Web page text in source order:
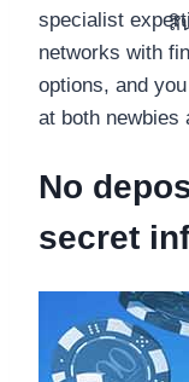
สิ
specialist
networks with
options, and
at both newbies
No
secret